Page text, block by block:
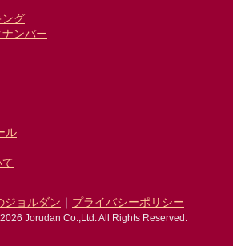
ング
ンバー
ル
ジョルダン ｜ プライバシーポリシー
Jorudan Co.,Ltd. All Rights Reserved.